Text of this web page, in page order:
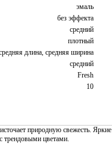
эмаль
без эффекта
средний
плотный
длина, средняя ширина
средний
Fresh
10
природную свежесть.
трендовыми цветами.